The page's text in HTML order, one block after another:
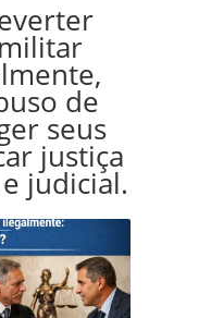
de
seus
justiça
judicial.